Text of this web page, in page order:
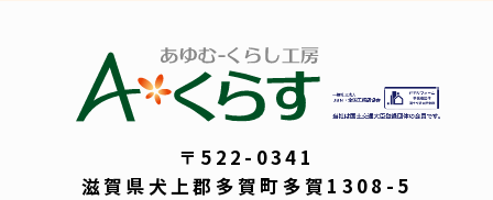
〒522-0341
滋賀県犬上郡多賀町多賀1308-5